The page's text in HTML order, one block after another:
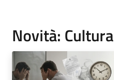
Novità: Cultura